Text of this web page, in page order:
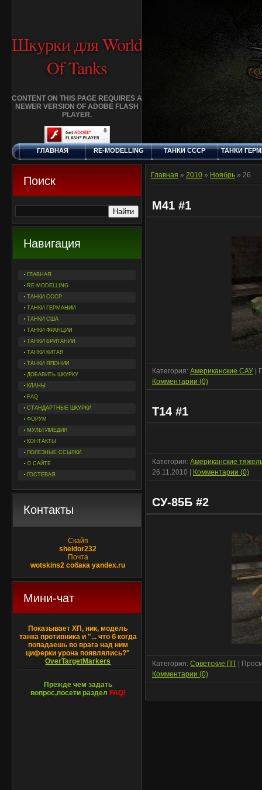
Шкурки для World
Of Tanks
CONTENT ON THIS PAGE REQUIRES A
NEWER VERSION OF ADOBE FLASH
PLAYER.
ЧЕТВЕРГ, 6.8.2026
ГЛАВНАЯ RE-MODELLING ТАНКИ СССР ТАНКИ
ДОБАВИТЬ
КЛАНЫ FAQ
Поиск
Навигация
ГЛАВНАЯ
RE-MODELLING
ТАНКИ СССР
ТАНКИ ГЕРМАНИИ
ТАНКИ США
ТАНКИ ФРАНЦИИ
ТАНКИ БРИТАНИИ
ТАНКИ КИТАЯ
ТАНКИ ЯПОНИИ
ДОБАВИТЬ ШКУРКУ
КЛАНЫ
FAQ
СТАНДАРТНЫЕ ШКУРКИ
ФОРУМ
МУЛЬТИМЕДИЯ
КОНТАКТЫ
ПОЛЕЗНЫЕ ССЫЛКИ
О САЙТЕ
ГОСТЕВАЯ
Контакты
Скайп
sheldor232
Почта
wotskins2 собака yandex.ru
Мини-чат
Показывает ХП, ник, модель
танка противника и "... что б когда
попадаешь во врага над ним
циферки урона появлялись?"
OverTargetMarkers
Прежде чем задать
вопрос,посети раздел FAQ!
Главная » 2010 » Ноябрь » 26
M41 #1
Категория: Американские САУ |
Комментарии (0)
T14 #1
Категория: Американские
26.11.2010
Комментарии (0)
СУ-85Б #2
Категория: Советские ПТ |
Комментарии (0)